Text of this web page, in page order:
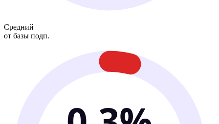
Средний
от базы подп.